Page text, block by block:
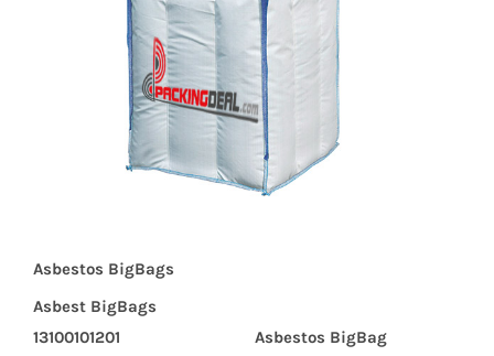
Asbestos BigBags
Asbest BigBags
13100101201
Asbestos BigBag